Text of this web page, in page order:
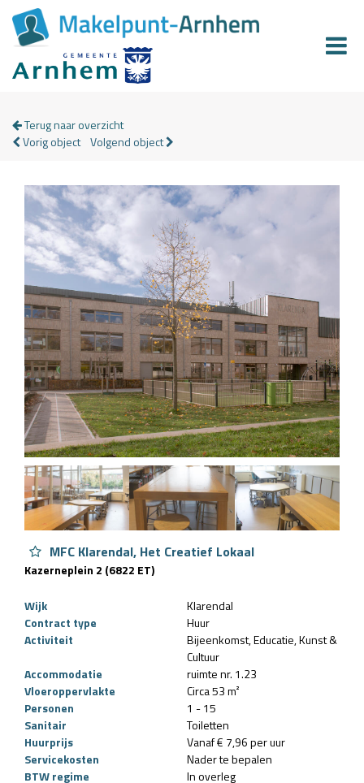
Terug naar overzicht
Vorig object Volgend object
MFC Klarendal, Het Creatief Lokaal
Kazerneplein 2 (6822 ET)
Wijk
Klarendal
Contract type
Huur
Activiteit
Bijeenkomst Educatie Kunst &
Cultuur
Accommodatie
ruimte nr. 1.23
Vloeroppervlakte
Circa 53 m²
Personen
1 - 15
Sanitair
Toiletten
Huurprijs
Vanaf € 7,96 per uur
Servicekosten
Nader te bepalen
BTW regime
In overleg